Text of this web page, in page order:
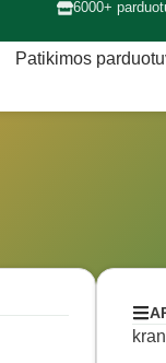
6000+
Patikimos